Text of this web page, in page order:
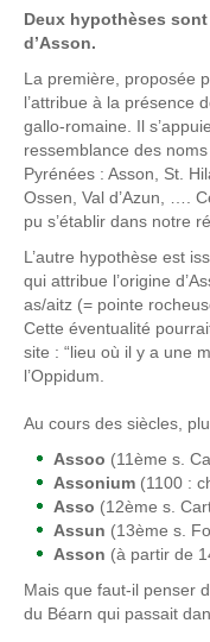
Deux hypothèses
d’Asson.
La première, proposée
l’attribue à la présence
gallo-romaine. Il
ressemblance des
Pyrénées : Asson, St.
Ossen, Val d’Azun, ….
pu s’établir dans notre
L’autre hypothèse est
qui attribue l’origine
as/aitz (= pointe
Cette éventualité
site : “lieu où il y a une
l’Oppidum.
Au cours des siècles,
Assoo (11ème s.
Assonium (1100 :
Asso (12ème s.
Assun (13ème s.
Asson (à partir de
Mais que faut-il penser
du Béarn qui passait